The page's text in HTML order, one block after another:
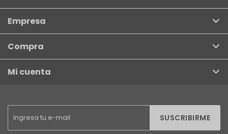
SUSCRIBIRME
Empresa
Compra
Mi cuenta